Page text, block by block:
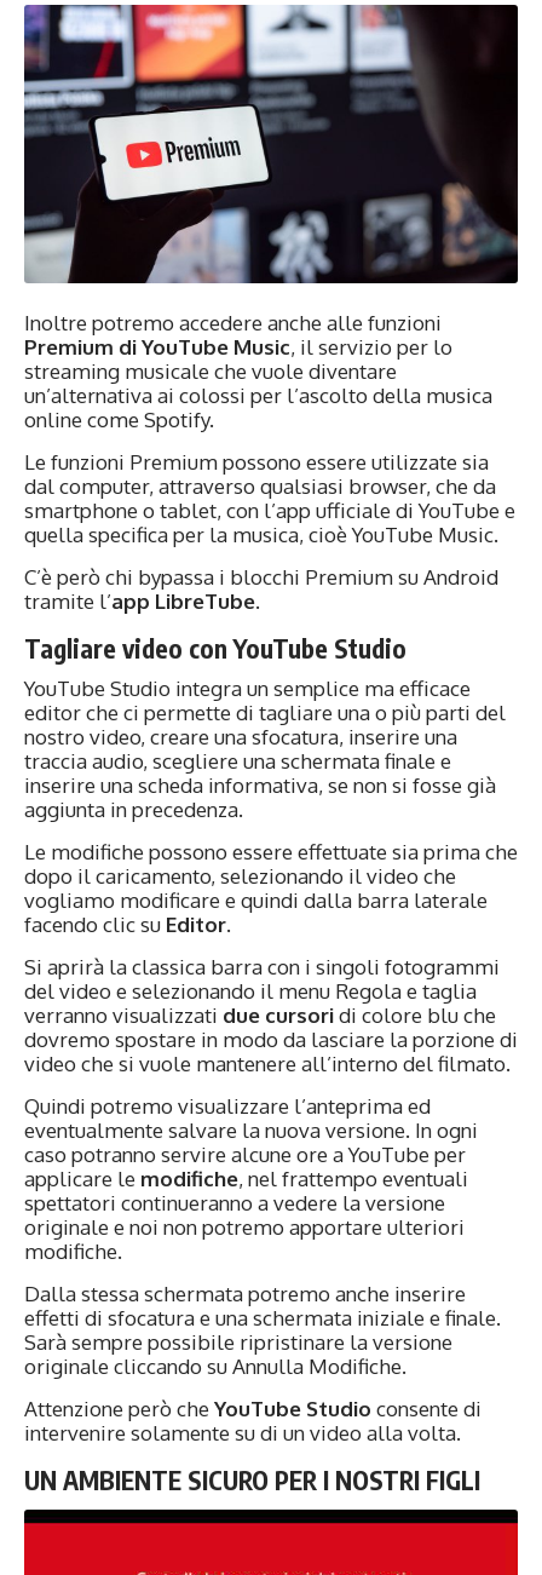
Inoltre potremo accedere anche alle funzioni
Premium di YouTube Music, il servizio per lo
streaming musicale che vuole diventare
un’alternativa ai colossi per l’ascolto della musica
online come Spotify.
Le funzioni Premium possono essere utilizzate sia
dal computer, attraverso qualsiasi browser, che da
smartphone o tablet, con l’app ufficiale di YouTube e
quella specifica per la musica, cioè YouTube Music.
C’è però chi bypassa i blocchi Premium su Android
tramite l’app LibreTube.
Tagliare video con YouTube Studio
YouTube Studio integra un semplice ma efficace
editor che ci permette di tagliare una o più parti del
nostro video, creare una sfocatura, inserire una
traccia audio, scegliere una schermata finale e
inserire una scheda informativa, se non si fosse già
aggiunta in precedenza.
Le modifiche possono essere effettuate sia prima che
dopo il caricamento, selezionando il video che
vogliamo modificare e quindi dalla barra laterale
facendo clic su Editor.
Si aprirà la classica barra con i singoli fotogrammi
del video e selezionando il menu Regola e taglia
verranno visualizzati due cursoridi colore blu che
dovremo spostare in modo da lasciare la porzione di
video che si vuole mantenere all’interno del filmato.
Quindi potremo visualizzare l’anteprima ed
eventualmente salvare la nuova versione. In ogni
caso potranno servire alcune ore a YouTube per
applicare le modifiche, nel frattempo eventuali
spettatori continueranno a vedere la versione
originale e noi non potremo apportare ulteriori
modifiche.
Dalla stessa schermata potremo anche inserire
effetti di sfocatura e una schermata iniziale e finale.
Sarà sempre possibile ripristinare la versione
originale cliccando su Annulla Modifiche.
Attenzione però che YouTube Studio consente di
intervenire solamente su di un video alla volta.
UN AMBIENTE SICURO PER I NOSTRI FIGLI